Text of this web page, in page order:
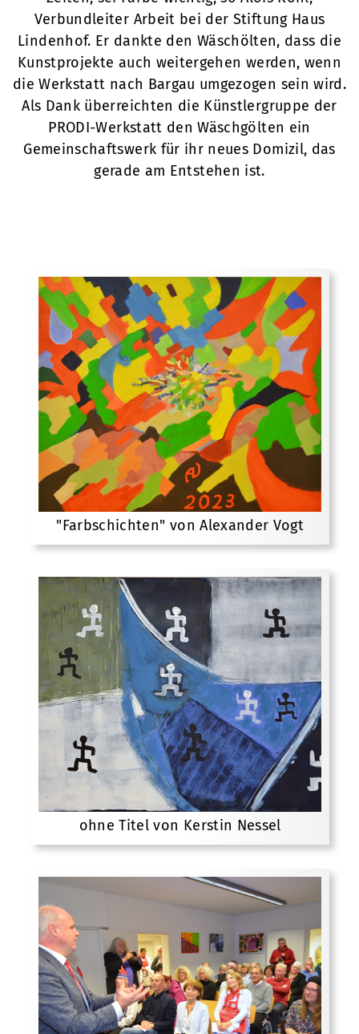
Verbundleiter Arbeit bei der Stiftung Haus
Lindenhof. Er dankte den Wäschölten, dass die
Kunstprojekte auch weitergehen werden, wenn
die Werkstatt nach Bargau umgezogen sein wird.
Als Dank überreichten die Künstlergruppe der
PRODI-Werkstatt den Wäschgölten ein
Gemeinschaftswerk für ihr neues Domizil, das
gerade am Entstehen ist.
"Farbschichten" von Alexander Vogt
ohne Titel von Kerstin Nessel